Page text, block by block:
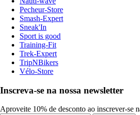
Pecheur-Store
Smash-Expert
Sneak'In
Sport is good
Training-Fit
Trek-Expert
TripNBikers
Vélo-Store
Inscreva-se na nossa newsletter
Aproveite 10% de desconto ao inscrever-se